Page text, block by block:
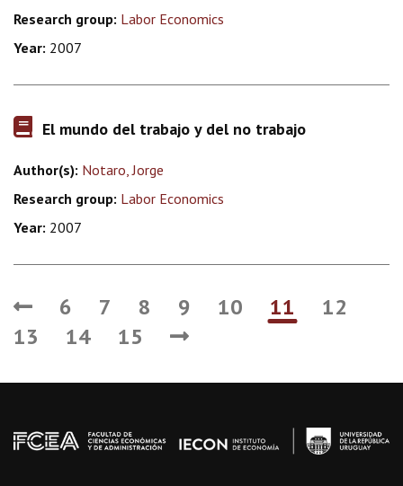
Research group: Labor Economics
Year: 2007
El mundo del trabajo y del no trabajo
Author(s): Notaro, Jorge
Research group: Labor Economics
Year: 2007
6 7 8 9 10 11
12
13
14 15